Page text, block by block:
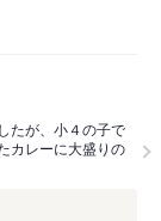
たが、小４の子で
カレーに大盛りの